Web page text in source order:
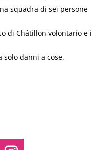
squadra di sei persone
di Châtillon volontario e i
danni a cose.